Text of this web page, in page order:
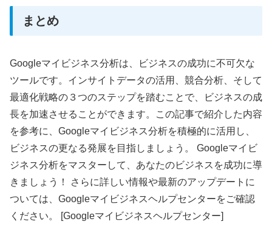
まとめ
Googleマイビジネス分析は、ビジネスの成功に不可欠な
ツールです。インサイトデータの活用、競合分析、そして
最適化戦略の３つのステップを踏むことで、ビジネスの成
長を加速させることができます。この記事で紹介した内容
を参考に、Googleマイビジネス分析を積極的に活用し、
ビジネスの更なる発展を目指しましょう。 Googleマイビ
ジネス分析をマスターして、あなたのビジネスを成功に導
きましょう！ さらに詳しい情報や最新のアップデートに
ついては、Googleマイビジネスヘルプセンターをご確認
ください。 [Googleマイビジネスヘルプセンター]